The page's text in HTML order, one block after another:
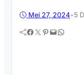
Mei 27, 2024•5
Facebook Twitter Pinterest Mail WhatsApp